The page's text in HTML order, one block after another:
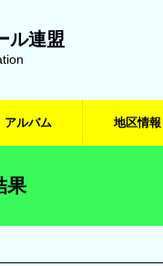
ル連盟
アルバム 地区情報
果